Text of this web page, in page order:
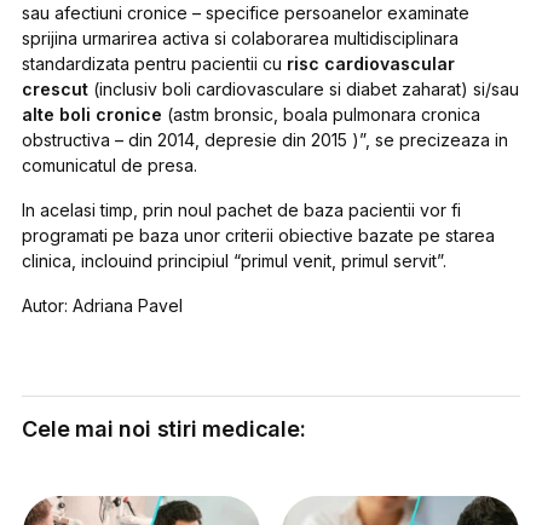
sau afectiuni cronice – specifice persoanelor examinate
sprijina urmarirea activa si colaborarea multidisciplinara
standardizata pentru pacientii cu risc cardiovascular
crescut (inclusiv boli cardiovasculare si diabet zaharat) si/sau
alte boli cronice (astm bronsic, boala pulmonara cronica
obstructiva – din 2014, depresie din 2015 )”, se precizeaza in
comunicatul de presa.
In acelasi timp, prin noul pachet de baza pacientii vor fi
programati pe baza unor criterii obiective bazate pe starea
clinica, inclouind principiul “primul venit, primul servit”.
Autor: Adriana Pavel
Cele mai noi stiri medicale: